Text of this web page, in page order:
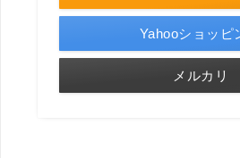
Yahooショッピ
メルカリ